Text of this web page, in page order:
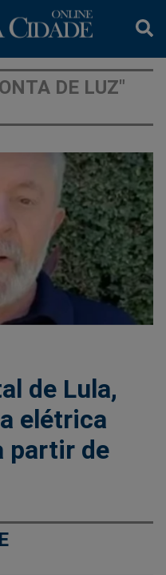
DE LUZ"
de Lula,
elétrica
partir de